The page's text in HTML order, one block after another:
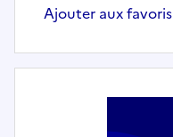
Ajouter aux favoris